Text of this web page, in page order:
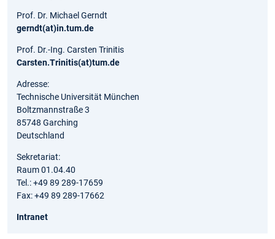
Prof. Dr. Michael Gerndt
gerndt(at)in.tum.de
Prof. Dr.-Ing. Carsten Trinitis
Carsten.Trinitis(at)tum.de
Adresse:
Technische Universität München
Boltzmannstraße 3
85748 Garching
Deutschland
Sekretariat:
Raum 01.04.40
Tel.: +49 89 289-17659
Fax: +49 89 289-17662
Intranet